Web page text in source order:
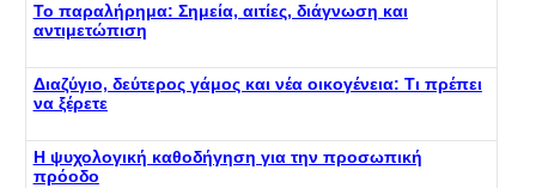
Το παραλήρημα: Σημεία, αιτίες, διάγνωση και
αντιμετώπιση
Διαζύγιο, δεύτερος γάμος και νέα οικογένεια: Τι πρέπει
να ξέρετε
Η ψυχολογική καθοδήγηση για την προσωπική
πρόοδο